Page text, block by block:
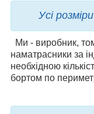
Усі
Ми - виробник,
наматрасники за
необхідною
бортом по